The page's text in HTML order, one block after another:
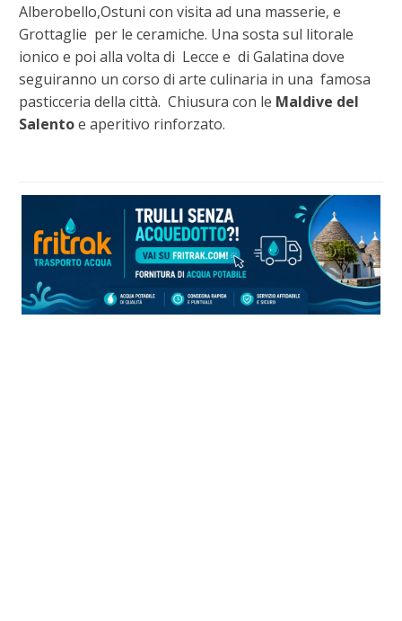
Alberobello,Ostuni con visita ad una masserie, e
Grottaglie per le ceramiche. Una sosta sul litorale
ionico e poi alla volta di Lecce e di Galatina dove
seguiranno un corso di arte culinaria in una famosa
pasticceria della città. Chiusura con le Maldive del
Salentoe aperitivo rinforzato.